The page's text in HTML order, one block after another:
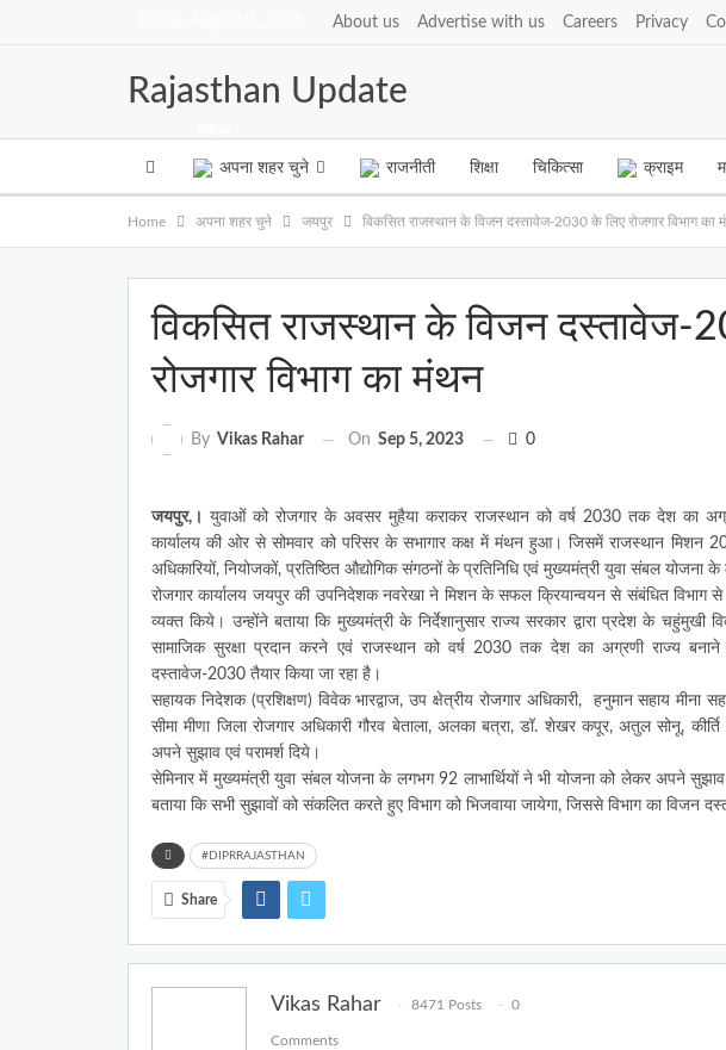
About us Advertise with us Careers Privacy
Rajasthan Update
अपना शहर चुने राजनीती शिक्षा चिकित्सा क्राइम
Home अपना शहर चुने जयपुर विकसित राजस्थान के विजन दस्तावेज-2030 के लिए रोजगार विभाग का
विकसित राजस्थान के विजन दस्तावेज-
रोजगार विभाग का मंथन
By Vikas Rahar On Sep 5, 2023 0
जयपुर,। युवाओं को रोजगार के अवसर मुहैया कराकर राजस्थान को वर्ष 2030 तक देश का
कार्यालय की ओर से सोमवार को परिसर के सभागार कक्ष में मंथन हुआ। जिसमें राजस्थान मिशन
अधिकारियों, नियोजकों, प्रतिष्ठित औद्योगिक संगठनों के प्रतिनिधि एवं मुख्यमंत्री युवा संबल योजना के
रोजगार कार्यालय जयपुर की उपनिदेशक नवरेखा ने मिशन के सफल क्रियान्वयन से संबंधित विभाग से
व्यक्त किये। उन्होंने बताया कि मुख्यमंत्री के निर्देशानुसार राज्य सरकार द्वारा प्रदेश के चहुंमुखी
सामाजिक सुरक्षा प्रदान करने एवं राजस्थान को वर्ष 2030 तक देश का अग्रणी राज्य
दस्तावेज-2030 तैयार किया जा रहा है।
सहायक निदेशक (प्रशिक्षण) विवेक भारद्वाज, उप क्षेत्रीय रोजगार अधिकारी, हनुमान सहाय मीना
सीमा मीणा जिला रोजगार अधिकारी गौरव बेताला, अलका बत्रा, डॉ. शेखर कपूर, अतुल सोनू,
अपने सुझाव एवं परामर्श दिये।
सेमिनार में मुख्यमंत्री युवा संबल योजना के लगभग 92 लाभार्थियों ने भी योजना को लेकर अपने
बताया कि सभी सुझावों को संकलित करते हुए विभाग को भिजवाया जायेगा, जिससे विभाग का विजन
#DIPRRAJASTHAN
Share
Vikas Rahar 8471 Posts 0
Comments